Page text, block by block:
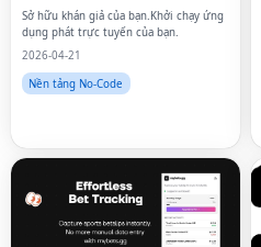
Sở hữu khán giả của bạn.Khởi chạy ứng
dụng phát trực tuyến của bạn.
2026-04-21
Nền tảng No-Code